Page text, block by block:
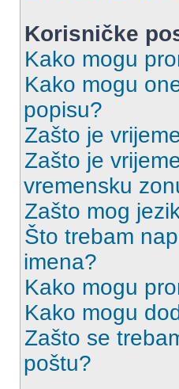
Korisničke
Kako mogu
Kako mogu
popisu?
Zašto je
Zašto je
vremensku
Zašto mog
Što trebam
imena?
Kako mogu
Kako mogu
Zašto se
poštu?